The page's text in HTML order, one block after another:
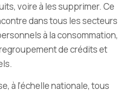
voire à les supprimer. Ce
dans tous les secteurs
à la consommation,
de crédits et
à l’échelle nationale, tous